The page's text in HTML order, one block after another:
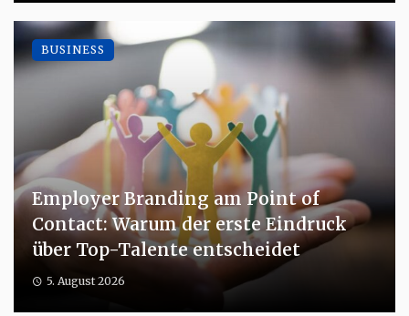
Employer Branding am Point of
Contact: Warum der erste Eindruck
über Top-Talente entscheidet
5. August 2026
BUSINESS